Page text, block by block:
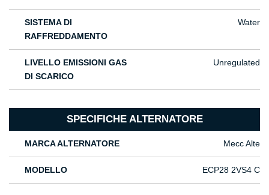
SISTEMA DI
RAFFREDDAMENTO
Water
LIVELLO EMISSIONI GAS
DI SCARICO
Unregulated
SPECIFICHE ALTERNATORE
MARCA ALTERNATORE Mecc Alte
MODELLO ECP28 2VS4 C